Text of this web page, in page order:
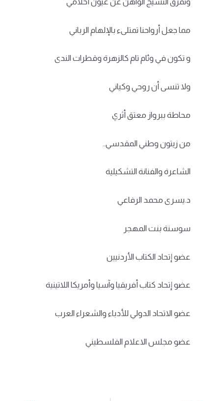
مما جعل أرواحنا تمتلىء بالإلهام الرباني
و تكون في وئام تام كالزهرة وقطرات الندى
ولا تنسى أن روحي وكياني
محاطة ببرواز معتق أثري
من زيتون وطني المقدسي..
الشاعرة والفنانة التشكيلية
د.يسرى محمد الرفاعي
سوسنة بنت المهجر
عضو إتحاد الكتاب الأردنيين
عضو إتحاد كتاب أفريقيا وآسيا وأمريكا اللاتينية
عضو الاتحاد الدولي للأدباء والشعراء العرب
عضو مجلس الاعلام الفلسطيني